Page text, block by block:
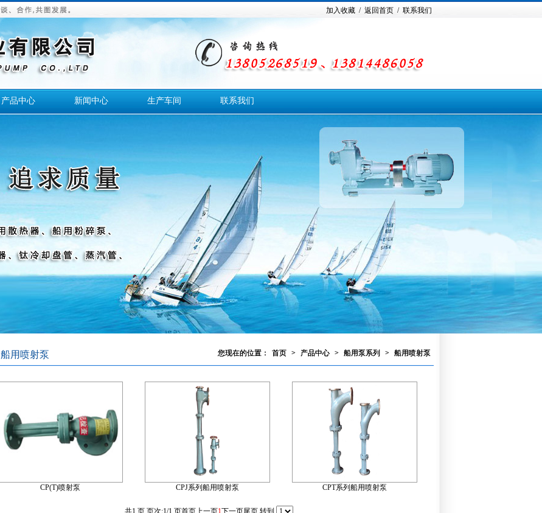
加入收藏 / 返回首页 / 联系我们
产品中心 新闻中心 生产车间 联系我们
船用喷射泵 您现在的位置： 首页 > 产品中心 > 船用泵系列 > 船用喷射泵
CP(T)喷射泵 CPJ系列船用喷射泵 CPT系列船用喷射泵
共1 页 页次:1/1 页首页上一页1下一页尾页转到